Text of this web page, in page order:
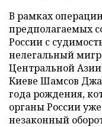
В рамках
предполагаемых
России с
нелегальный
Центральной
Киеве Шамсов
года рождения,
органы России
незаконный